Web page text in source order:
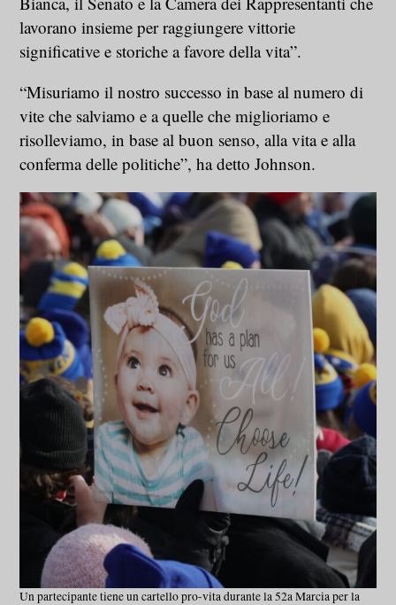
lavorano insieme per raggiungere vittorie
significative e storiche a favore della vita”.
“Misuriamo il nostro successo in base al numero di
vite che salviamo e a quelle che miglioriamo e
risolleviamo, in base al buon senso, alla vita e alla
conferma delle politiche”, ha detto Johnson.
Un partecipante tiene un cartello pro-vita durante la 52a Marcia per la